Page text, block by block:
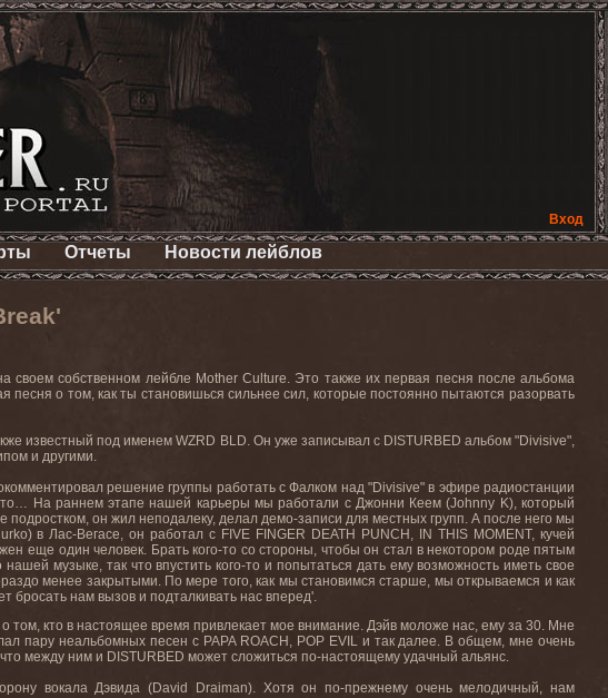
Вход
Отчеты Новости лейблов
своем собственном лейбле Mother Culture. Это также их первая песня после альбома
песня о том, как ты становишься сильнее сил, которые постоянно пытаются разорвать
известный под именем WZRD BLD. Он уже записывал с DISTURBED альбом "Divisive",
и другими.
решение группы работать с Фалком над "Divisive" в эфире радиостанции
На раннем этапе нашей карьеры мы работали с Джонни Кеем (Johnny K), который
он жил неподалеку, делал демо-записи для местных групп. А после него мы
) в Лас-Вегасе, он работал с FIVE FINGER DEATH PUNCH , IN THIS MOMENT, кучей
еще один человек. Брать кого-то со стороны, чтобы он стал в некотором роде пятым
музыке, так что впустить кого-то и попытаться дать ему возможность иметь свое
менее закрытыми. По мере того, как мы становимся старше, мы открываемся и как
бросать нам вызов и подталкивать нас вперед'.
том, кто в настоящее время привлекает мое внимание. Дэйв моложе нас, ему за 30. Мне
пару неальбомных песен с PAPA ROACH , POP EVIL и так далее. В общем, мне очень
между ним и DISTURBED может сложиться по-настоящему удачный альянс.
вокала Дэвида (David Draiman). Хотя он по-прежнему очень мелодичный, нам